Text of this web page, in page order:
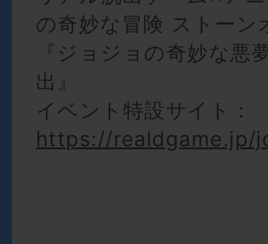
の奇妙な冒険 ストーン
『ジョジョの奇妙な悪
出』
イベント特設サイト：
https://realdgame.jp/